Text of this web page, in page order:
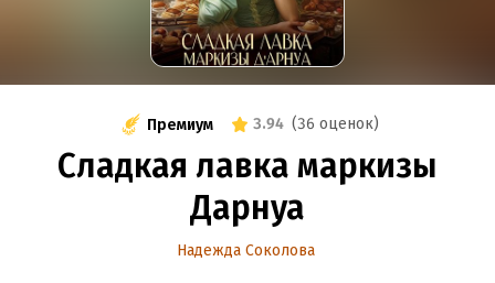
Премиум 3.94 (36 оценок)
Сладкая лавка маркизы
Дарнуа
Надежда Соколова